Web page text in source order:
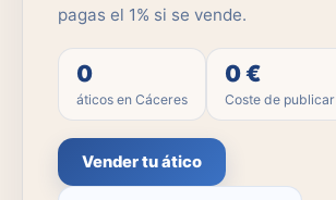
pagas el 1% si se vende.
0
áticos en Cáceres
0 €
Coste de publicar
Vender tu ático